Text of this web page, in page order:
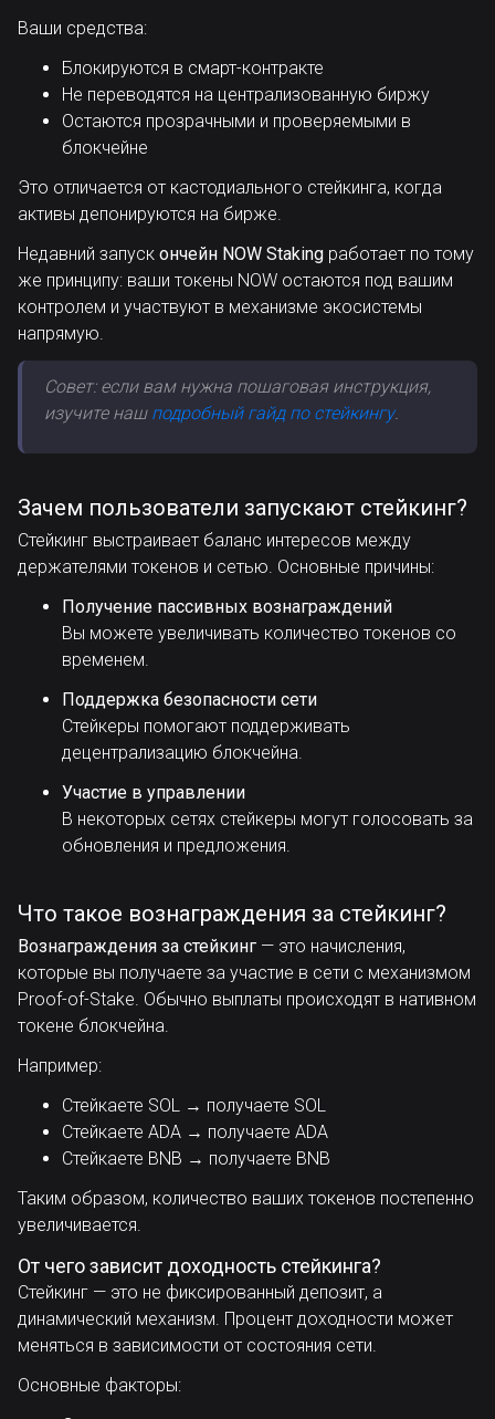
Ваши средства:
Блокируются в смарт-контракте
Не переводятся на централизованную биржу
Остаются прозрачными и проверяемыми в
блокчейне
Это отличается от кастодиального стейкинга, когда
активы депонируются на бирже.
Недавний запуск ончейн NOW Staking работает по тому
же принципу: ваши токены NOW остаются под вашим
контролем и участвуют в механизме экосистемы
напрямую.
Совет: если вам нужна пошаговая инструкция,
изучите наш подробный гайд по стейкингу.
Зачем пользователи запускают стейкинг?
Стейкинг выстраивает баланс интересов между
держателями токенов и сетью. Основные причины:
Получение пассивных вознаграждений
Вы можете увеличивать количество токенов со
временем.
Поддержка безопасности сети
Стейкеры помогают поддерживать
децентрализацию блокчейна.
Участие в управлении
В некоторых сетях стейкеры могут голосовать за
обновления и предложения.
Что такое вознаграждения за стейкинг?
Вознаграждения за стейкинг — это начисления,
которые вы получаете за участие в сети с механизмом
Proof-of-Stake. Обычно выплаты происходят в нативном
токене блокчейна.
Например:
Стейкаете SOL → получаете SOL
Стейкаете ADA → получаете ADA
Стейкаете BNB → получаете BNB
Таким образом, количество ваших токенов постепенно
увеличивается.
От чего зависит доходность стейкинга?
Стейкинг — это не фиксированный депозит, а
динамический механизм. Процент доходности может
меняться в зависимости от состояния сети.
Основные факторы: